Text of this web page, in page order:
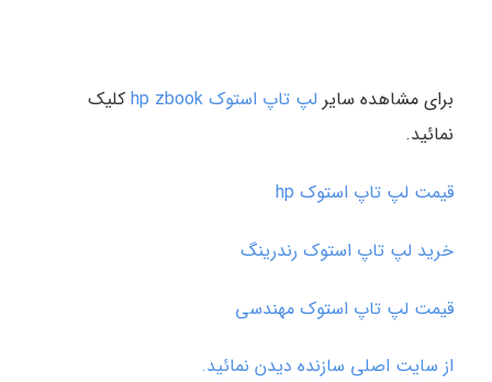
برای مشاهده سایر لپ تاپ استوک hp zbook
کلیک
نمائید.
قیمت لپ تاپ استوک hp
خرید لپ تاپ استوک رندرینگ
قیمت لپ تاپ استوک مهندسی
از سایت اصلی سازنده دیدن نمائید.